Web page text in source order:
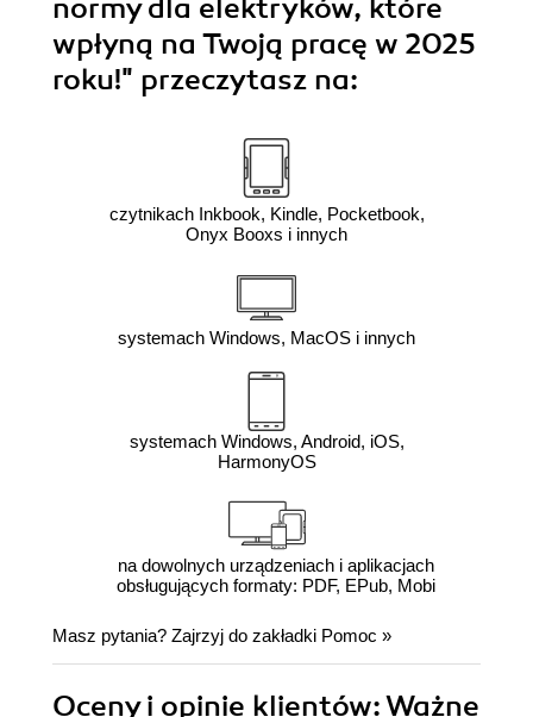
normy dla elektryków, które
wpłyną na Twoją pracę w 2025
roku!" przeczytasz na:
czytnikach Inkbook, Kindle, Pocketbook,
Onyx Booxs i innych
systemach Windows, MacOS i innych
systemach Windows, Android, iOS,
HarmonyOS
na dowolnych urządzeniach i aplikacjach
obsługujących formaty: PDF, EPub, Mobi
Masz pytania? Zajrzyj do zakładki Pomoc »
Oceny i opinie klientów: Ważne